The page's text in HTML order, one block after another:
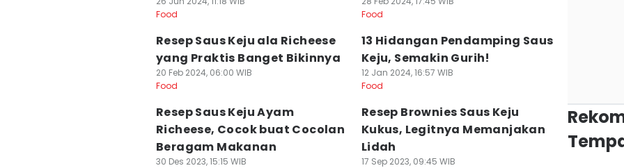
Food
Food
Resep Saus Keju ala Richeese
yang Praktis Banget Bikinnya
20 Feb 2024, 06:00 WIB
Food
13 Hidangan Pendamping Saus
Keju, Semakin Gurih!
12 Jan 2024, 16:57 WIB
Food
Resep Saus Keju Ayam
Richeese, Cocok buat Cocolan
Beragam Makanan
30 Des 2023, 15:15 WIB
Resep Brownies Saus Keju
Kukus, Legitnya Memanjakan
Lidah
17 Sep 2023, 09:45 WIB